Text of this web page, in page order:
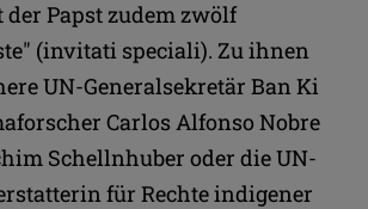
Papst zudem zwölf
(invitati speciali). Zu ihnen
UN-Generalsekretär Ban Ki
Carlos Alfonso Nobre
Schellnhuber oder die UN-
für Rechte indigener